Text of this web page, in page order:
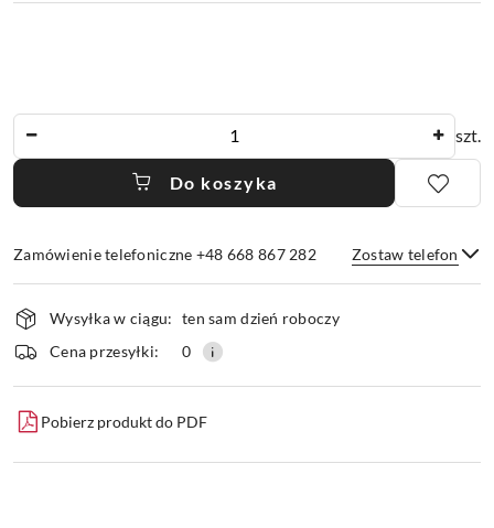
szt.
Do koszyka
Zamówienie telefoniczne +48 668 867 282 Zostaw telefon
Wyślij
Dostępność
i
dostawa
Wysyłka w ciągu: ten sam dzień roboczy
Cena przesyłki:
0
Pobierz produkt do PDF